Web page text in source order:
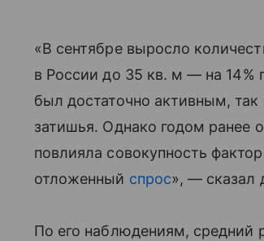
«В сентябре выросло
в России до 35 кв. м — на 14%
был достаточно активным, так
затишья. Однако годом ранее
повлияла совокупность
отложенный спрос», — сказал
По его наблюдениям, средний